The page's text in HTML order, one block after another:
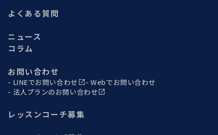
よくある質問
ニュース
コラム
お問い合わせ
LINEでお問い合わせ
Webでお問い合わせ
法人プランのお問い合わせ
レッスンコーチ募集